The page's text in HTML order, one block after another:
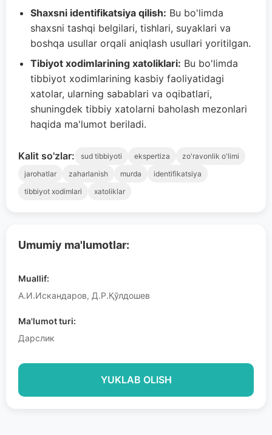
Umumiy ma'lumotlar:
Muallif:
А.И.Искандаров, Д.Р.Қўлдошев
Ma'lumot turi:
Дарслик
YUKLAB OLISH
Shaxsni identifikatsiya qilish: Bu bo'limda
shaxsni tashqi belgilari, tishlari, suyaklari va
boshqa usullar orqali aniqlash usullari yoritilgan.
Tibiyot xodimlarining xatoliklari: Bu bo'limda
tibbiyot xodimlarining kasbiy faoliyatidagi
xatolar, ularning sabablari va oqibatlari,
shuningdek tibbiy xatolarni baholash mezonlari
haqida ma'lumot beriladi.
Kalit so'zlar: sud tibbiyoti ekspertiza
zo'ravonlik o'limi
jarohatlar
zaharlanish murda
identifikatsiya
tibbiyot xodimlari
xatoliklar